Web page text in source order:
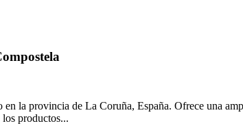
la provincia de La Coruña, España. Ofrece una
productos...